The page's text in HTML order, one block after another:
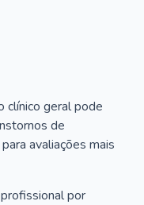
clínico geral pode
de
avaliações mais
por